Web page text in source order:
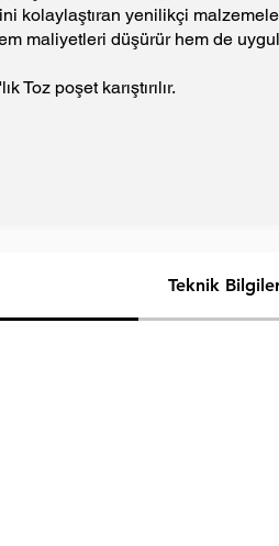
kolaylaştıran yenilikçi
maliyetleri düşürür hem de
Toz poşet karıştırılır.
Teknik